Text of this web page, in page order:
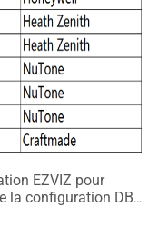
EZVIZ pour
la configuration DB1